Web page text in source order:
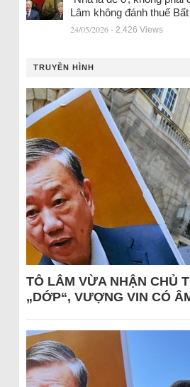
Lâm không đánh thuế
24/05/2026 - 2.426 Views
TRUYỀN HÌNH
TÔ LÂM VỪA NHẬN CHỦ
„DỚP“, VƯỢNG VIN CÓ